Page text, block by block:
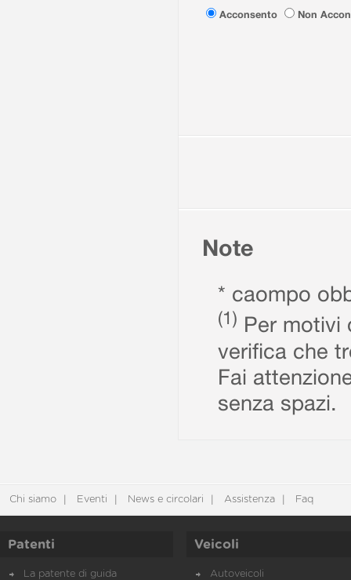
Acconsento
Non
Note
* caompo
(1) Per motivi
verifica che
Fai
senza spazi.
Chi siamo Eventi News e circolari Assistenza Faq
Patenti
La patente di guida
Veicoli
Autoveicoli